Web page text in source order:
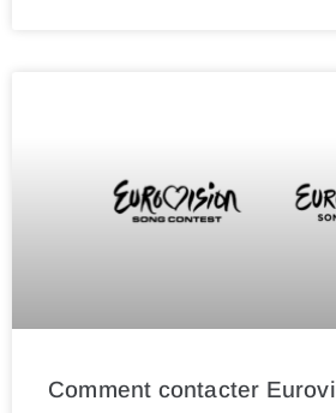
Comment contacter